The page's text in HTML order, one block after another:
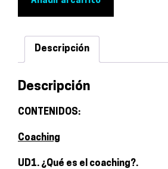
Descripción
Descripción
CONTENIDOS:
Coaching
UD1. ¿Qué es el coaching?.